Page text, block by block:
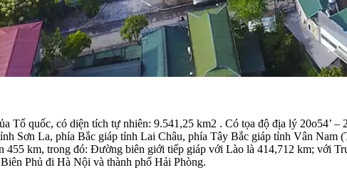
quốc, có diện tích tự nhiên: 9.541,25 km2 . Có tọa độ địa lý 20o54’ –
Sơn La, phía Bắc giáp tỉnh Lai Châu, phía Tây Bắc giáp tỉnh Vân
km, trong đó: Đường biên giới tiếp giáp với Lào là 414,712 km; với
Phủ đi Hà Nội và thành phố Hải Phòng.